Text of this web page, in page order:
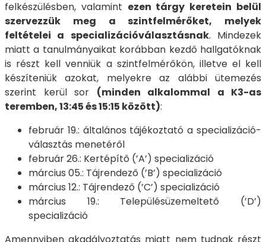
felkészülésben, valamint ezen tárgy keretein belül
szervezzük meg a szintfelmérőket, melyek
feltételei a specializációválasztásnak. Mindezek
miatt a tanulmányaikat korábban kezdő hallgatóknak
is részt kell venniük a szintfelmérőkön, illetve el kell
készíteniük azokat, melyekre az alábbi ütemezés
szerint kerül sor (minden alkalommal a K3-as
teremben, 13:45 és 15:15 között):
február 19.: általános tájékoztató a specializáció-
választás menetéről
február 26.: Kertépítő (’A’) specializáció
március 05.: Tájrendező (’B’) specializáció
március 12.: Tájrendező (’C’) specializáció
március 19.: Településüzemeltető (’D’)
specializáció